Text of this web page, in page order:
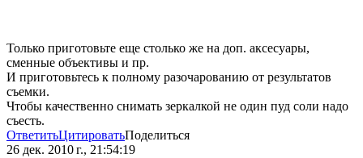
Только приготовьте еще столько же на доп. аксесуары,
сменные объективы и пр.
И приготовьтесь к полному разочарованию от результатов
съемки.
Чтобы качественно снимать зеркалкой не один пуд соли надо
съесть.
ОтветитьЦитироватьПоделиться
26 дек. 2010 г., 21:54:19